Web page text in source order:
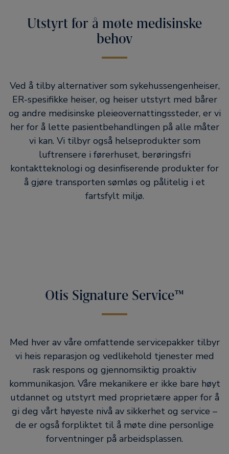
Utstyrt for å møte medisinske
behov
Ved å tilby alternativer som sykehussengenheiser,
ER-spesifikke heiser, og heiser utstyrt med bårer
og andre medisinske pleieovernattingssteder, er vi
her for å lette pasientbehandlingen på alle måter
vi kan. Vi tilbyr også helseprodukter som
luftrensere i førerhuset, berøringsfri
kontaktteknologi og desinfiserende produkter for
å gjøre transporten sømløs og pålitelig i et
fartsfylt miljø.
Otis Signature Service™
Med hver av våre omfattende servicepakker tilbyr
vi heis reparasjon og vedlikehold tjenester med
rask respons og gjennomsiktig proaktiv
kommunikasjon. Våre mekanikere er ikke bare høyt
utdannet og utstyrt med proprietære apper for å
gi deg vårt høyeste nivå av sikkerhet og service –
de er også forpliktet til å møte dine personlige
forventninger på arbeidsplassen.